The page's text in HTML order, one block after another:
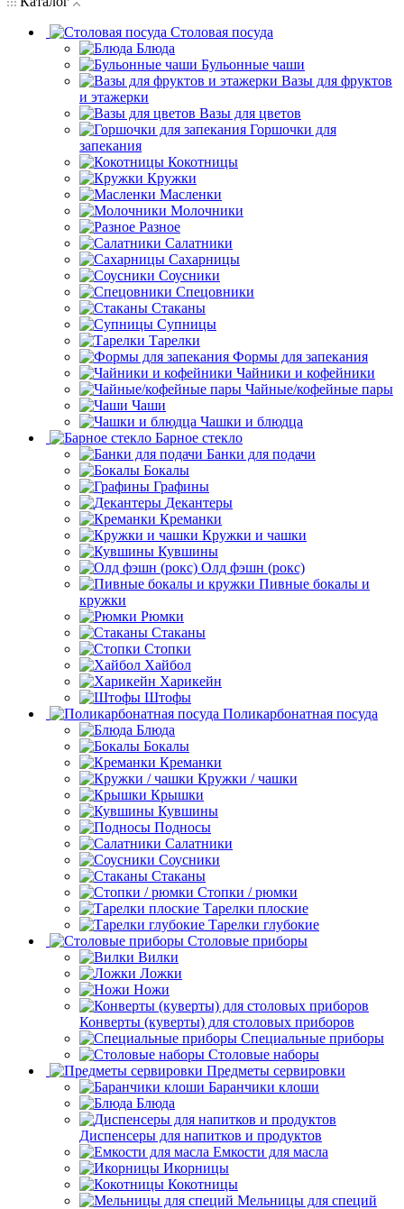
Столовая посуда
Блюда
Бульонные чаши
Вазы для фруктов
и этажерки
Вазы для цветов
Горшочки для
запекания
Кокотницы
Кружки
Масленки
Молочники
Разное
Салатники
Сахарницы
Соусники
Спецовники
Стаканы
Супницы
Тарелки
Формы для запекания
Чайники и кофейники
Чайные/кофейные пары
Чаши
Чашки и блюдца
Барное стекло
Банки для подачи
Бокалы
Графины
Декантеры
Креманки
Кружки и чашки
Кувшины
Олд фэшн (рокс)
Пивные бокалы и
кружки
Рюмки
Стаканы
Стопки
Хайбол
Харикейн
Штофы
Поликарбонатная посуда
Блюда
Бокалы
Креманки
Кружки / чашки
Крышки
Кувшины
Подносы
Салатники
Соусники
Стаканы
Стопки / рюмки
Тарелки плоские
Тарелки глубокие
Столовые приборы
Вилки
Ложки
Ножи
Конверты (куверты) для столовых приборов
Специальные приборы
Столовые наборы
Предметы сервировки
Баранчики клоши
Блюда
Диспенсеры для напитков и продуктов
Емкости для масла
Икорницы
Кокотницы
Мельницы для специй